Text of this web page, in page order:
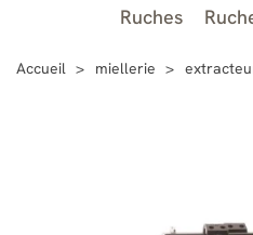
Ruches
Accueil miellerie